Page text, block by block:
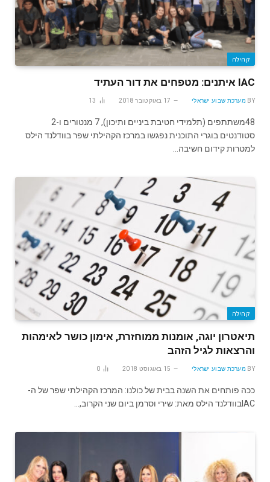
קהילה
IAC איתנים: מטפחים את דור העתיד
BY מערכת שבוע ישראלי 17 באוקטובר 2018 13
48משתתפים (תלמידי חטיבת ביניים ותיכון), 7 מנטורים ו-2
סטודנטים בוגרי התוכנית נפגשו במרכז הקהילתי שפר בוודלנד הילס
למטרות קידום חשיבה…
קהילה
תיאטרון יוגה, אומנות ממוחזרת, אימון כושר לאימהות
והרצאות לגיל הזהב
BY מערכת שבוע ישראלי 15 באוגוסט 2018 0
ככה פותחים את השנה בבית של כולנו: המרכז הקהילתי שפר של ה-
IACבוודלנד הילס מאת: שירי וסרמן ביום שני הקרוב,…